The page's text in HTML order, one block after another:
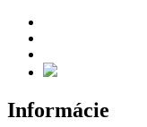
Informácie